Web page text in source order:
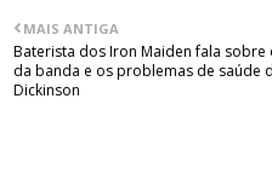
MAIS ANTIGA
Baterista dos Iron Maiden fala sobre
da banda e os problemas de saúde
Dickinson